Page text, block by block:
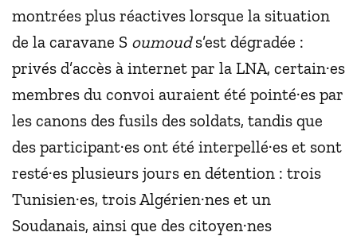
montrées plus réactives lorsque la situation
de la caravane S oumouds’est dégradée :
privés d’accès à internet par la LNA, certain·es
membres du convoi auraient été pointé·es par
les canons des fusils des soldats, tandis que
des participant·es ont été interpellé·es et sont
resté·es plusieurs jours en détention : trois
Tunisien·es, trois Algérien·nes et un
Soudanais, ainsi que des citoyen·nes